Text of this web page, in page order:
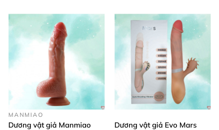
MANMIAO
Dương vật giả Manmiao
Dương vật giả Evo Mars